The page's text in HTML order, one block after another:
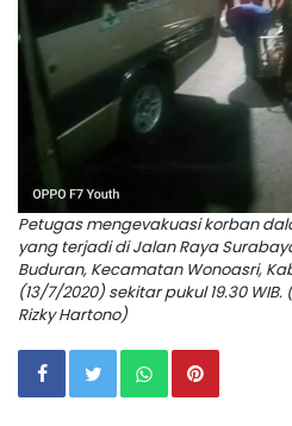
Petugas mengevakuasi korban
yang terjadi di Jalan Raya
Buduran, Kecamatan Wonoasri,
(13/7/2020) sekitar pukul 19.30
Rizky Hartono)